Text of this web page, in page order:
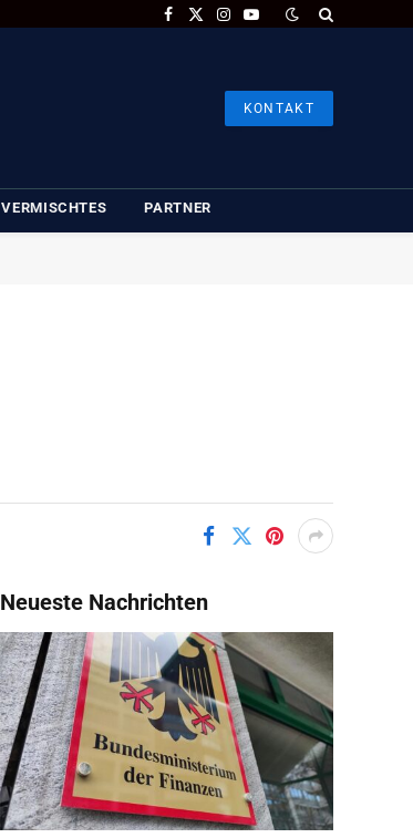
Facebook
X
Instagram
YouTube
KONTAKT
VERMISCHTES PARTNER
Neueste Nachrichten